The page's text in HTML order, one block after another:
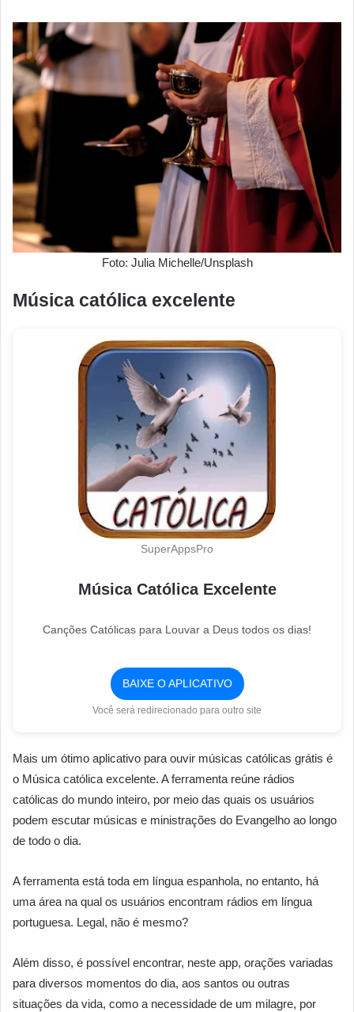
Foto: Julia Michelle/Unsplash
Música católica excelente
SuperAppsPro
Música Católica Excelente
Canções Católicas para Louvar a Deus todos os dias!
BAIXE O APLICATIVO
Você será redirecionado para outro site
Mais um ótimo aplicativo para ouvir músicas católicas grátis é
o Música católica excelente. A ferramenta reúne rádios
católicas do mundo inteiro, por meio das quais os usuários
podem escutar músicas e ministrações do Evangelho ao longo
de todo o dia.
A ferramenta está toda em língua espanhola, no entanto, há
uma área na qual os usuários encontram rádios em língua
portuguesa. Legal, não é mesmo?
Além disso, é possível encontrar, neste app, orações variadas
para diversos momentos do dia, aos santos ou outras
situações da vida, como a necessidade de um milagre, por